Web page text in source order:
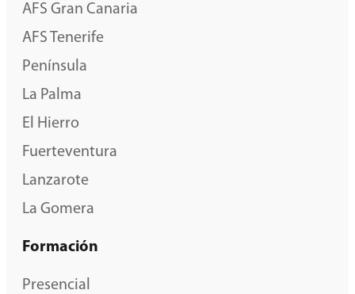
AFS Gran Canaria
AFS Tenerife
Península
La Palma
El Hierro
Fuerteventura
Lanzarote
La Gomera
Formación
Presencial